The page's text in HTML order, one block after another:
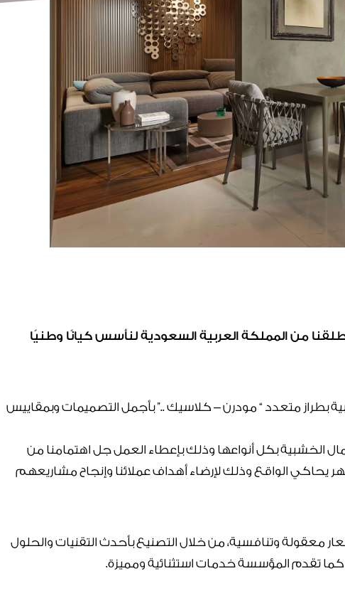
من المملكة العربية السعودية لنأسس كيانًا وطنيًا
بطراز متعدد “ مودرن – كلاسيك ..” بأجمل التصميمات وبمقاييس
الخشبية بكل أنواعها وذلك بإعطاء العمل جل اهتمامنا من
يحاكي الواقع وذلك لإرضاء أهداف عملائنا وإنجاح مشاريعهم
معقولة وتنافسية، من خلال التصنيع بأحدث التقنيات والحلول
كما تقدم المؤسسة خدمات استثنائية ومميزة.